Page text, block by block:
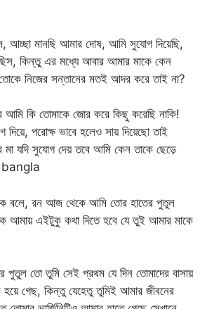
আচ্ছা মানছি আমার দোষ, আমি সুযোগ দিয়েছি,
কিন্তু এর মধ্যে আবার আমার মাকে কেন
নিজের সন্তানের মতই আদর করে তাই না?
কি তোমাকে জোর করে কিছু করেছি নাকি!
দিয়ে, পরোক্ষ ভাবে হলেও সায় দিয়েছো তাই
যদি সুযোগ দেয় তবে আমি কেন তাকে ছেড়ে
bangla
বলে, রন আজ থেকে আমি তোর হাতের পুতুল
আমায় এইটুকু কথা দিতে হবে যে তুই আমার মাকে
পুতুল তো তুমি সেই প্রথম যে দিন তোমাদের বাসায়
হয়ে গেছ, কিন্তু যেহেতু তুমিই আমার জীবনের